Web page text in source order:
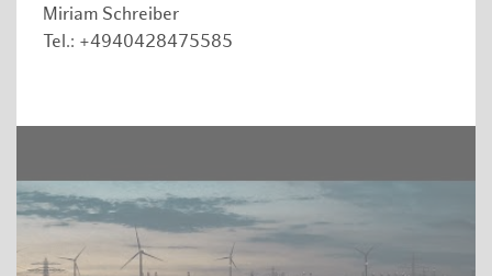
Miriam Schreiber
Tel.: +4940428475585